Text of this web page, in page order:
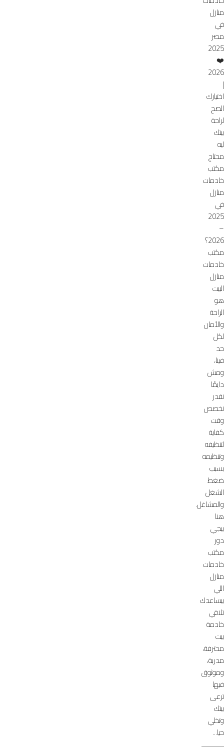
منازل
في
مصر
2025
❤️
2026
|
اختيارك
الصح
لراحة
بيتك
ليه
محتاج
مكتب
خادمات
منازل
في
2025
–
2026؟
مكتب
خادمات
منازل
البيت
هو
الراحة
والأمان
لكل
حد
فينا،
ومش
دايمًا
نقدر
نخصص
وقت
كفاية
لتنظيفه
وتنظيمه
بسبب
ضغط
الشغل
والمشاغل.
هنا
بيجي
دور
مكتب
خادمات
منازل
اللي
بيساعدك
تلاقي
خادمة
بيت
محترفة،
مدربة،
وموثوق
فيها
ترعى
بيتك
وتخلي
حيا...